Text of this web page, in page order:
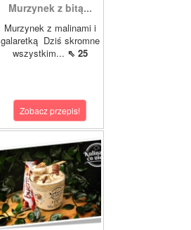
Murzynek z bitą...
Murzynek z malinami i
galaretką Dziś skromne
wszystkim... ⇖ 25
Zobacz przepis!